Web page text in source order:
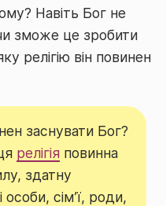
Навіть Бог не
зможе це зробити
релігію він повинен
заснувати Бог?
релігія повинна
здатну
сім’ї, роди,